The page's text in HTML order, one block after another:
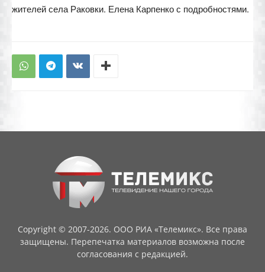
жителей села Раковки. Елена Карпенко с подробностями.
Copyright © 2007-2026. ООО РИА «Телемикс». Все права
защищены. Перепечатка материалов возможна после
согласования с редакцией.